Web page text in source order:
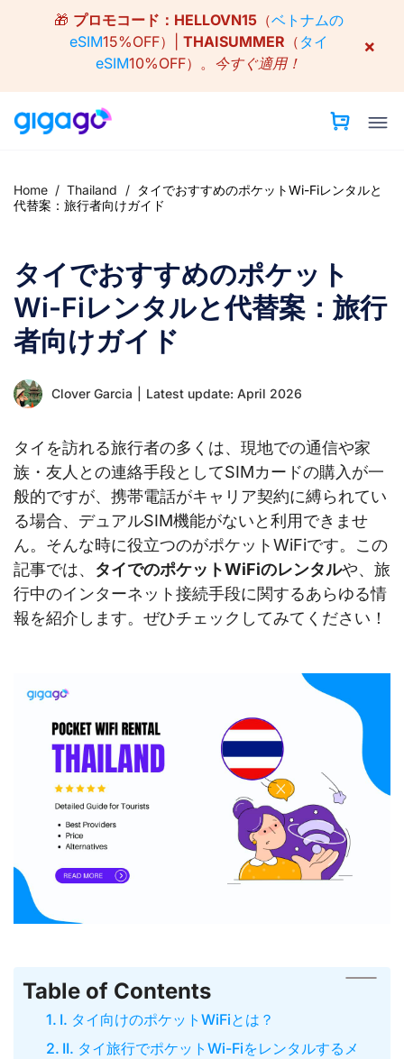
🎁 プロモコード： HELLOVN15（ベトナムの
eSIM15%OFF）| THAISUMMER （ タイ
eSIM10%OFF）。 今すぐ適用！
×
Home / Thailand /
タイでおすすめのポケットWi-Fiレンタルと
代替案：旅行者向けガイド
タイでおすすめのポケット
Wi-Fiレンタルと代替案：旅行
者向けガイド
Clover Garcia Latest update: April 2026
タイを訪れる旅行者の多くは、現地での通信や家
族・友人との連絡手段としてSIMカードの購入が一
般的ですが、携帯電話がキャリア契約に縛られてい
る場合、デュアルSIM機能がないと利用できませ
ん。そんな時に役立つのがポケットWiFiです。この
記事では、 タイでのポケットWiFiのレンタルや、旅
行中のインターネット接続手段に関するあらゆる情
報を紹介します。ぜひチェックしてみてください！
Table of Contents
I. タイ向けのポケットWiFiとは？
II. タイ旅行でポケットWi-Fiをレンタルするメ